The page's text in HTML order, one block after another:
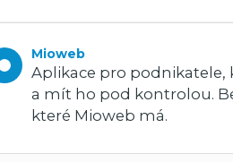
Mioweb
Aplikace pro podnikatele,
a mít ho pod kontrolou.
které Mioweb má.